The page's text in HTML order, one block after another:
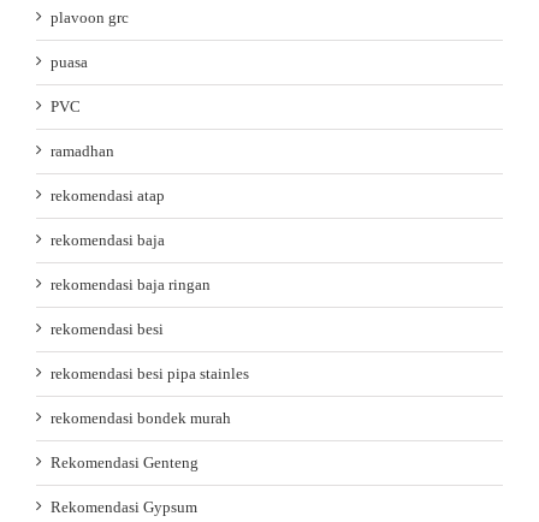
plavoon grc
puasa
PVC
ramadhan
rekomendasi atap
rekomendasi baja
rekomendasi baja ringan
rekomendasi besi
rekomendasi besi pipa stainles
rekomendasi bondek murah
Rekomendasi Genteng
Rekomendasi Gypsum